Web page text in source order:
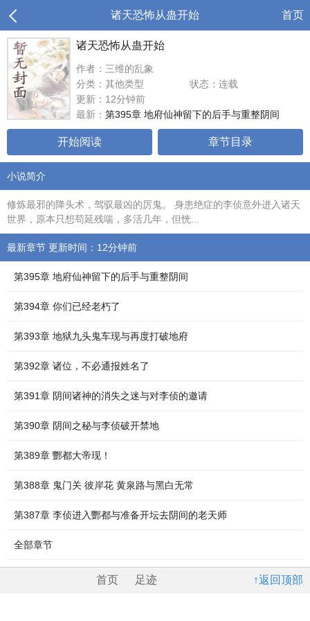
诸天恐怖从蛊开始 首页
诸天恐怖从蛊开始
作者：三维的乱象
分类：其他类型
状态：连载
更新：12分钟前
最新： 第395章 地府仙神留下的后手与重整阴间
开始阅读 章节目录
小说简介
修炼最邪的降头术，驾驭最凶的厉鬼。 身患绝症的李侦意外进入诸天
世界，原本只想苟延残喘，多活几年，但恍...
最新章节 更新时间：12分钟前
第395章 地府仙神留下的后手与重整阴间
第394章 你们已经老朽了
第393章 地狱九头鬼车现与再度打破地府
第392章 诸位，不必通报姓名了
第391章 阴间诸神的消失之迷与对李侦的邀请
第390章 阴间之秘与李侦破开禁地
第389章 酆都大帝现！
第388章 鬼门关 彼岸花 黄泉路与黑白无常
第387章 李侦进入酆都与准备开坛去阴间的老天师
全部章节
↑返回顶部
首页 足迹